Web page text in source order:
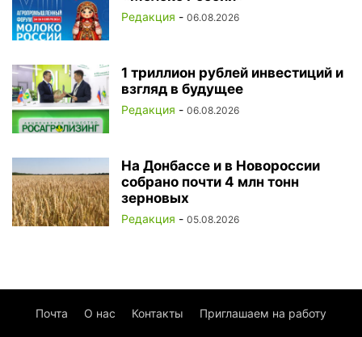
Редакция - 06.08.2026
1 триллион рублей инвестиций и
взгляд в будущее
Редакция - 06.08.2026
На Донбассе и в Новороссии
собрано почти 4 млн тонн
зерновых
Редакция - 05.08.2026
Почта О нас Контакты Приглашаем на работу